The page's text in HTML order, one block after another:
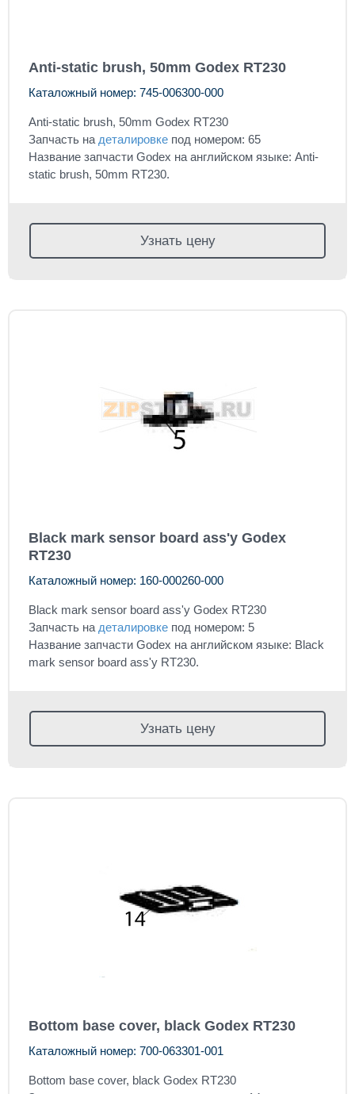
Anti-static brush, 50mm Godex RT230
Каталожный номер: 745-006300-000
Anti-static brush, 50mm Godex RT230
Запчасть на деталировке под номером: 65
Название запчасти Godex на английском языке: Anti-
static brush, 50mm RT230.
Узнать цену
Black mark sensor board ass'y Godex
RT230
Каталожный номер: 160-000260-000
Black mark sensor board ass'y Godex RT230
Запчасть на деталировке под номером: 5
Название запчасти Godex на английском языке: Black
mark sensor board ass'y RT230.
Узнать цену
Bottom base cover, black Godex RT230
Каталожный номер: 700-063301-001
Bottom base cover, black Godex RT230